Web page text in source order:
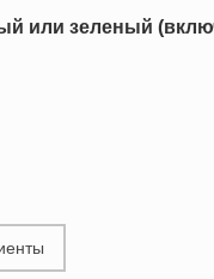
или зеленый